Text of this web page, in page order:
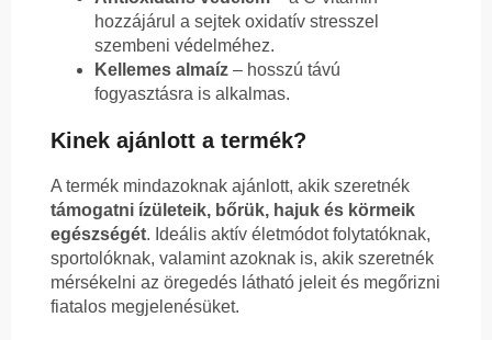
hozzájárul a sejtek oxidatív stresszel
szembeni védelméhez.
Kellemes almaíz – hosszú távú
fogyasztásra is alkalmas.
Kinek ajánlott a termék?
A termék mindazoknak ajánlott, akik szeretnék
támogatni ízületeik, bőrük, hajuk és körmeik
egészségét. Ideális aktív életmódot folytatóknak,
sportolóknak, valamint azoknak is, akik szeretnék
mérsékelni az öregedés látható jeleit és megőrizni
fiatalos megjelenésüket.